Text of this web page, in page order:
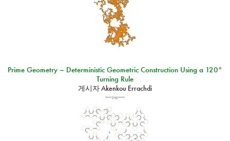
Prime Geometry – Deterministic Geometric Construction Using a 120°
Turning Rule
게시자Akenkou Errachdi